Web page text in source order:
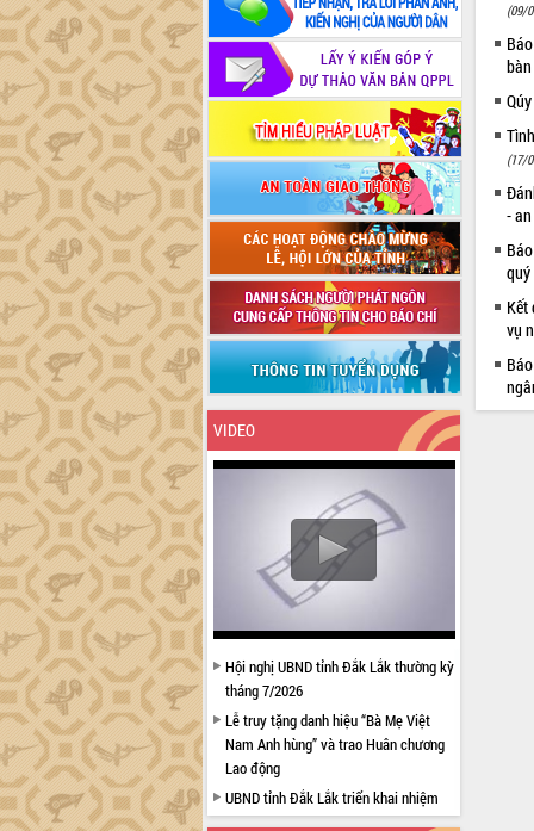
VIDEO
Hội nghị UBND tỉnh Đắk Lắk thường kỳ
tháng 7/2026
Lễ truy tặng danh hiệu “Bà Mẹ Việt
Nam Anh hùng” và trao Huân chương
Lao động
UBND tỉnh Đắk Lắk triển khai nhiệm
vụ 6 tháng cuối năm 2026
(09/
(17/
-
Kết
vụ